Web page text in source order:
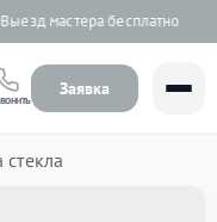
мастера бесплатно
Заявка